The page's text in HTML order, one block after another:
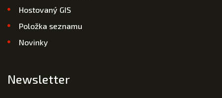
Hostovaný GIS
Položka seznamu
Novinky
Newsletter